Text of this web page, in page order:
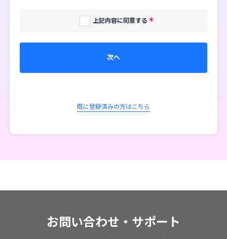
上記内容に同意する
次へ
既に登録済みの方はこちら
お問い合わせ・サポート